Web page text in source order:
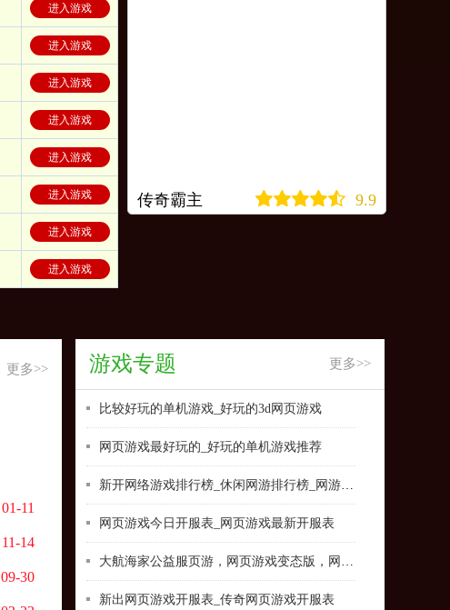
进入游戏
进入游戏
进入游戏
进入游戏
进入游戏
进入游戏
进入游戏
进入游戏
传奇霸主 9.9
更多>>
01-11
11-14
09-30
游戏专题 更多>>
比较好玩的单机游戏_好玩的3d网页游戏
网页游戏最好玩的_好玩的单机游戏推荐
新开网络游戏排行榜_休闲网游排行榜_网游 排行榜
网页游戏今日开服表_网页游戏最新开服表
大航海家公益服页游，网页游戏变态版，网页游戏排名
新出网页游戏开服表_传奇网页游戏开服表